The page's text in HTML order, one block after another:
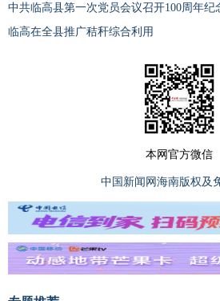
中共临高县第一次党员会议召开100周年纪
临高在全县推广秸秆综合利用
本网官方微信
中国新闻网海南版权及